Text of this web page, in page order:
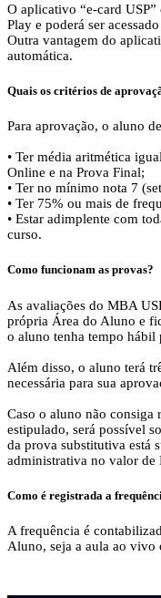
O aplicativo “e-card
Play e poderá ser
Outra vantagem do
automática.
Quais os critérios de
Para aprovação, o aluno
• Ter média aritmética
Online e na Prova Final;
• Ter no mínimo nota 7
• Ter 75% ou mais de
• Estar adimplente com
curso.
Como funcionam as provas?
As avaliações do MBA
própria Área do Aluno e
o aluno tenha tempo hábil
Além disso, o aluno terá
necessária para sua
Caso o aluno não consiga
estipulado, será possível
da prova substitutiva está
administrativa no valor de
Como é registrada a
A frequência é
Aluno, seja a aula ao vivo